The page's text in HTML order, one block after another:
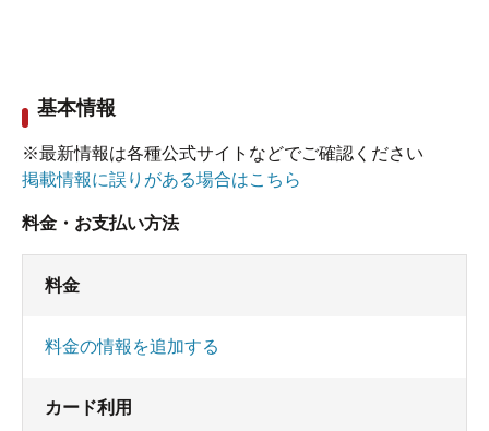
基本情報
※最新情報は各種公式サイトなどでご確認ください
掲載情報に誤りがある場合はこちら
料金・お支払い方法
料金
料金の情報を追加する
カード利用